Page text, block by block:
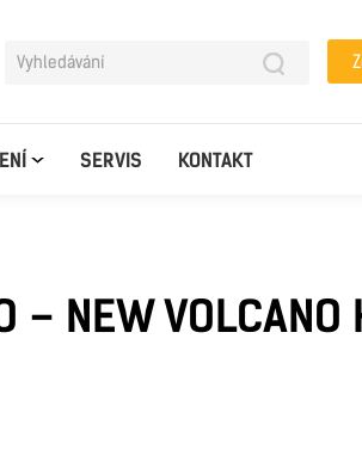
SERVIS KONTAKT
– NEW VOLCANO